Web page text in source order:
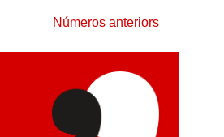
Números anteriors